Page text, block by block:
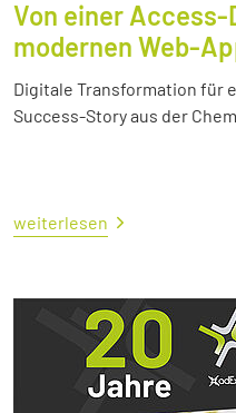
Von einer
modernen Web-
Digitale Transformation für
Success-Story aus der
weiterlesen